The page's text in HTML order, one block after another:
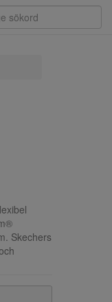
Skechers